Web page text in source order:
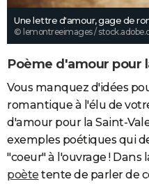
Une lettre d'amour, gage de
© lemontreeimages /
Poème d'amour pour
Vous manquez d'idées
romantique à l'élu de
d'amour pour la Saint-
exemples poétiques qui
"coeur" à l'ouvrage ! Dans
poète tente de parler de